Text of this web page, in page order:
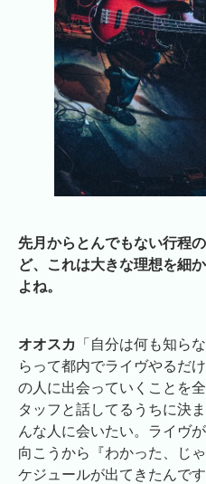
先月からとんでもない行程
ど、これは大きな理想を細
よね。
オオスカ
「自分は何も知ら
らって都内でライヴやるだ
の人に出会っていくことを
タッフと話してるうちに決
んな人に会いたい。ライヴ
向こうから『わかった、じ
ケジュールが出てきたんです